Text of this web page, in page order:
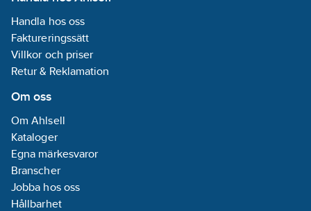
Handla hos oss
Faktureringssätt
Villkor och priser
Retur & Reklamation
Om oss
Om Ahlsell
Kataloger
Egna märkesvaror
Branscher
Jobba hos oss
Hållbarhet